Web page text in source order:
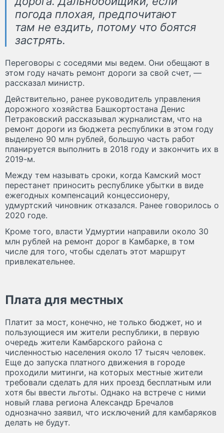
погода плохая, предпочитают
там не ездить, потому что боятся
застрять.
Переговоры с соседями мы ведем. Они обещают в
этом году начать ремонт дороги за свой счет, —
рассказал министр.
Действительно, ранее руководитель управления
дорожного хозяйства Башкортостана Денис
Петраковский рассказывал журналистам, что на
ремонт дороги из бюджета республики в этом году
выделено 90 млн рублей, большую часть работ
планируется выполнить в 2018 году и закончить их в
2019-м.
Между тем называть сроки, когда Камский мост
перестанет приносить республике убытки в виде
ежегодных компенсаций концессионеру,
удмуртский чиновник отказался. Ранее говорилось о
2020 годе.
Кроме того, власти Удмуртии направили около 30
млн рублей на ремонт дорог в Камбарке, в том
числе для того, чтобы сделать этот маршрут
привлекательнее.
Плата для местных
Платит за мост, конечно, не только бюджет, но и
пользующиеся им жители республики, в первую
очередь жители Камбарского района с
численностью населения около 17 тысяч человек.
Еще до запуска платного движения в городе
проходили митинги, на которых местные жители
требовали сделать для них проезд бесплатным или
хотя бы ввести льготы. Однако на встрече с ними
новый глава региона Александр Бречалов
однозначно заявил, что исключений для камбаряков
делать не будут.